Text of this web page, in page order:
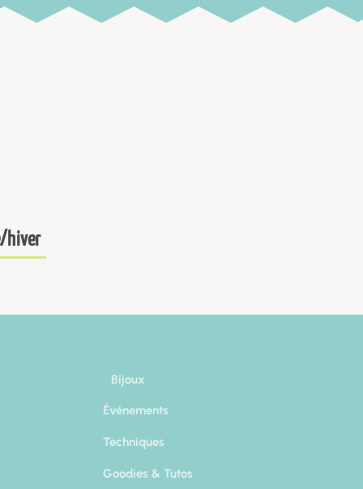
hiver
Bijoux
Événements
Techniques
Goodies & Tutos